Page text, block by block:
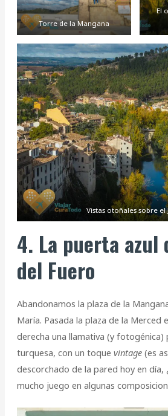
Torre de la Mangana
El
Vistas otoñales sobre el
4. La puerta azul
del Fuero
Abandonamos la plaza de la
María. Pasada la plaza de la Merced
derecha una llamativa (y
turquesa, con un toque vintage(es
descorchado de la pared hoy en día,
mucho juego en algunas